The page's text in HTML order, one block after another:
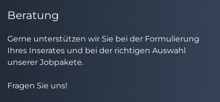
Beratung
Gerne unterstützen wir Sie bei der Formulierung
Ihres Inserates und bei der richtigen Auswahl
unserer Jobpakete.
Fragen Sie uns!